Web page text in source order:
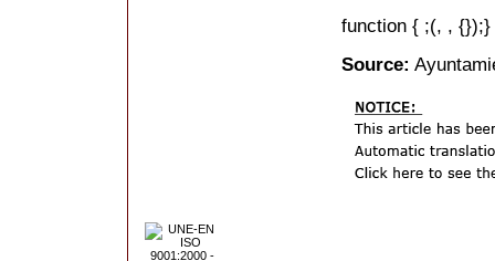
function { ;(, , {});}
Source: